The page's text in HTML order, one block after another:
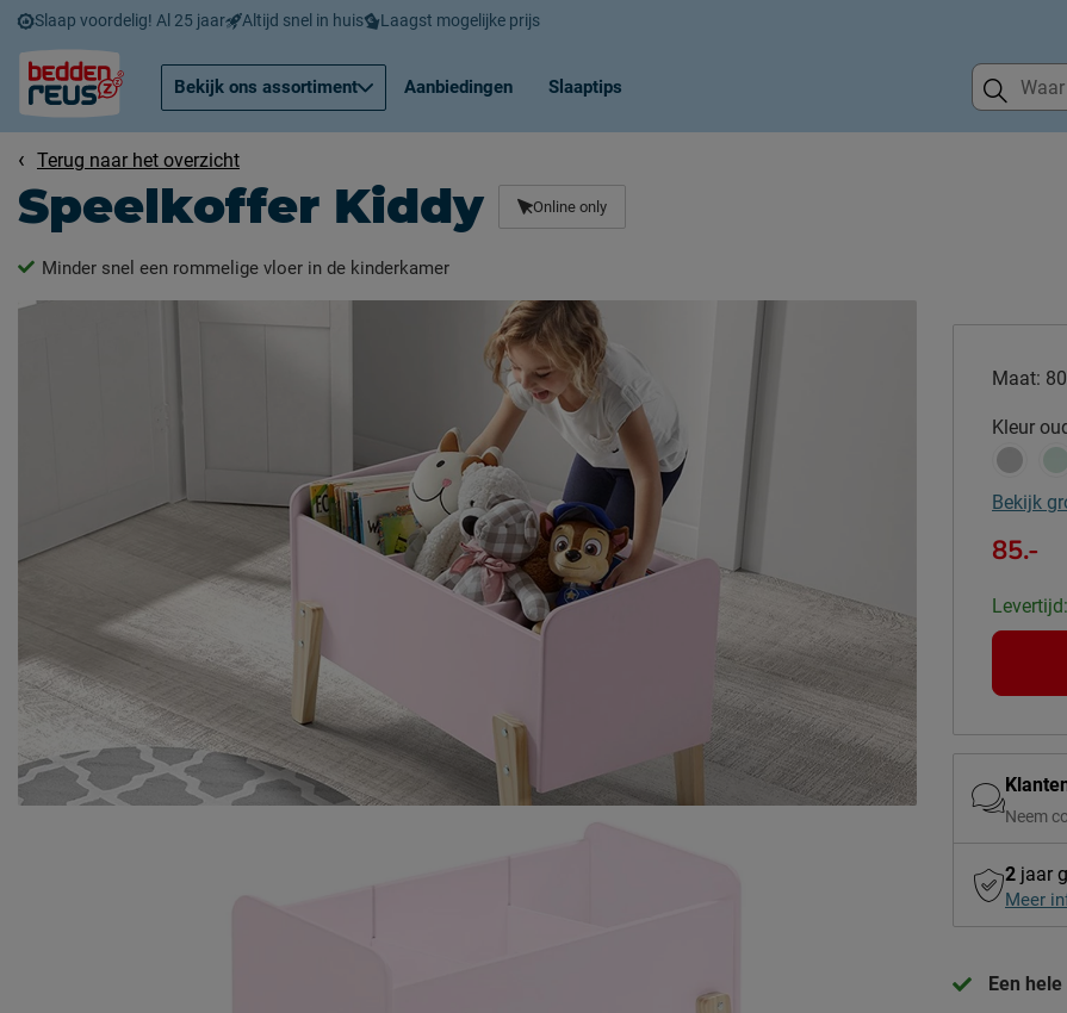
Slaap voordelig! Al 25 jaar Altijd snel in huis Laagst mogelijke prijs
Bekijk ons assortiment Aanbiedingen Slaaptips
Terug naar het overzicht
Speelkoffer Kiddy Online only
Minder snel een rommelige vloer in de kinderkamer
Maat:
Kleur
Bekijk
85.-
Neem
2 jaar
Meer
Een